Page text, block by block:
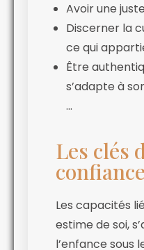
Avoir une
Discerner la
ce qui
Être
s’adapte à
…
Les clés
Les capacités
estime de soi,
l’enfance sous